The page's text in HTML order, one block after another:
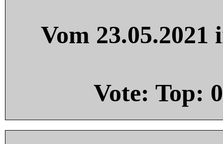
Vom
Vote: Top: 0